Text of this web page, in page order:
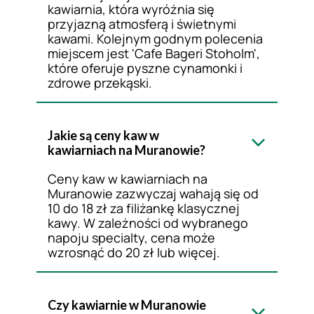
charakterne espresso, ręcznie
parzoną alternatywę lub coś
zupełnie nietypowego (jak
kawa na soku jabłkowym), to
właśnie tu powinniście zajrzeć!
kilku dni. Dziś
Wam przegląd
kawiarni o różnym
– coś dla siebie
śniadań na mieście,
międzynarodowej.
kawiarnia, która wyróżnia się
przyjazną atmosferą i świetnymi
kawami. Kolejnym godnym polecenia
miejscem jest 'Cafe Bageri Stoholm',
które oferuje pyszne cynamonki i
zdrowe przekąski.
Jakie są ceny kaw w
kawiarniach na Muranowie?
Ceny kaw w kawiarniach na
Muranowie zazwyczaj wahają się od
10 do 18 zł za filiżankę klasycznej
kawy. W zależności od wybranego
napoju specialty, cena może
wzrosnąć do 20 zł lub więcej.
Czy kawiarnie w Muranowie